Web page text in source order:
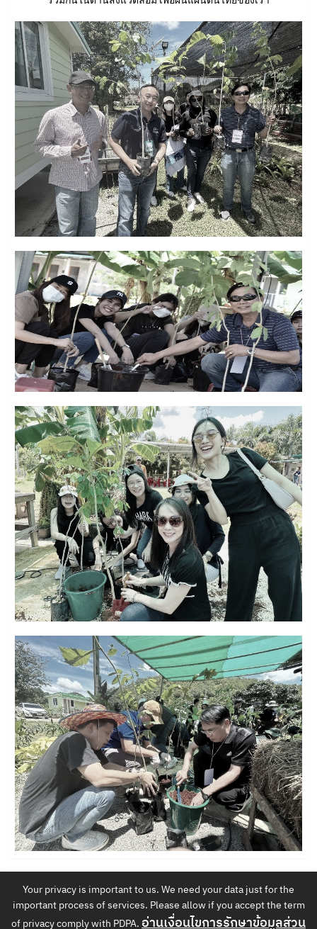
Your privacy is important to us. We need your data just for the
important process of services. Please allow if you accept the term
of privacy comply with PDPA.อ่านเงื่อนไขการรักษาข้อมูลส่วน
บริษัท กฟผ. อินเตอร์เนชั่นแนล จำกัด
53 หมู่ที่ 2 อาคาร ท.100 ชั้น 4 ถ.จรัญสนิทวงศ์ อ.บางกรวย จ.นนทบุรี